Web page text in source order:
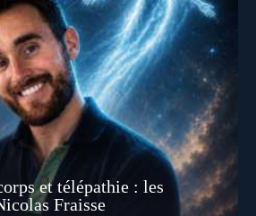
et télépathie : les
Fraisse